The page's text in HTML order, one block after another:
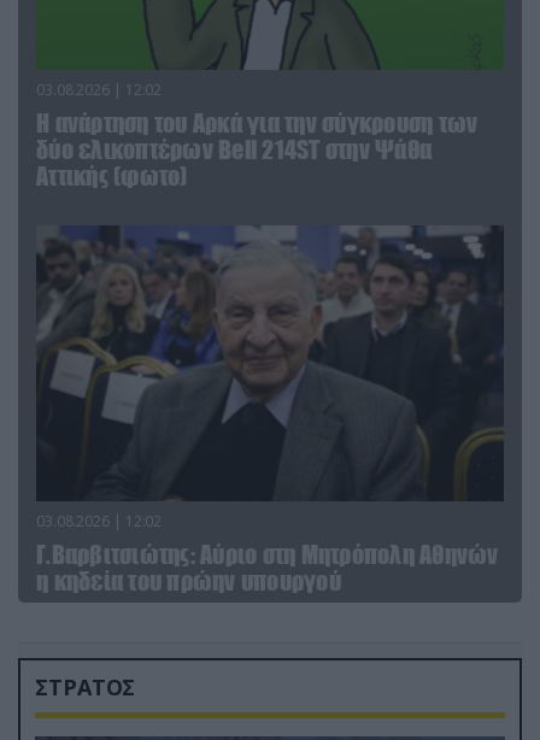
03.08.2026 | 12:02
Η ανάρτηση του Αρκά για την σύγκρουση των
δύο ελικοπτέρων Bell 214ST στην Ψάθα
Αττικής (φωτο)
03.08.2026 | 12:02
Γ.Βαρβιτσιώτης: Aύριο στη Μητρόπολη Αθηνών
η κηδεία του πρώην υπουργού
ΣΤΡΑΤΟΣ